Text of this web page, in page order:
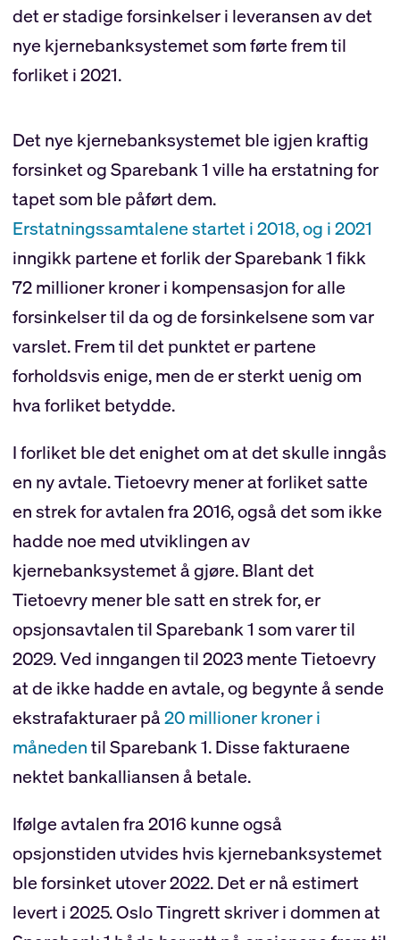
det er stadige forsinkelser i leveransen av det
nye kjernebanksystemet som førte frem til
forliket i 2021.
Det nye kjernebanksystemet ble igjen kraftig
forsinket og Sparebank 1 ville ha erstatning for
tapet som ble påført dem.
Erstatningssamtalene startet i 2018, og i 2021
inngikk partene et forlik der Sparebank 1 fikk
72 millioner kroner i kompensasjon for alle
forsinkelser til da og de forsinkelsene som var
varslet. Frem til det punktet er partene
forholdsvis enige, men de er sterkt uenig om
hva forliket betydde.
I forliket ble det enighet om at det skulle inngås
en ny avtale. Tietoevry mener at forliket satte
en strek for avtalen fra 2016, også det som ikke
hadde noe med utviklingen av
kjernebanksystemet å gjøre. Blant det
Tietoevry mener ble satt en strek for, er
opsjonsavtalen til Sparebank 1 som varer til
2029. Ved inngangen til 2023 mente Tietoevry
at de ikke hadde en avtale, og begynte å sende
ekstrafakturaer på20 millioner kroner i
månedentil Sparebank 1. Disse fakturaene
nektet bankalliansen å betale.
Ifølge avtalen fra 2016 kunne også
opsjonstiden utvides hvis kjernebanksystemet
ble forsinket utover 2022. Det er nå estimert
levert i 2025. Oslo Tingrett skriver i dommen at